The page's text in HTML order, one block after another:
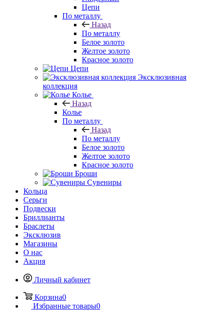
Цепи
По металлу
Назад
По металлу
Белое золото
Желтое золото
Красное золото
Цепи
Эксклюзивная
коллекция
Колье
Назад
Колье
По металлу
Назад
По металлу
Белое золото
Желтое золото
Красное золото
Броши
Сувениры
Кольца
Серьги
Подвески
Бриллианты
Браслеты
Эксклюзив
Магазины
О нас
Акция
Личный кабинет
Корзина0
Избранные товары0